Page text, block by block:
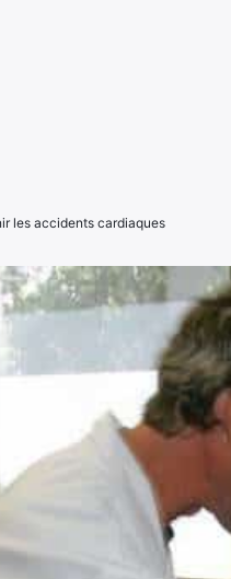
les accidents cardiaques